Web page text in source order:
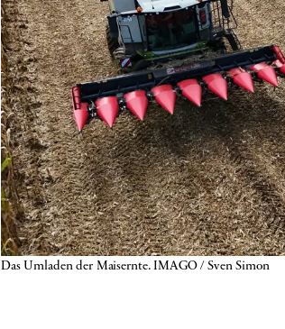
Das Umladen der Maisernte. IMAGO / Sven Simon